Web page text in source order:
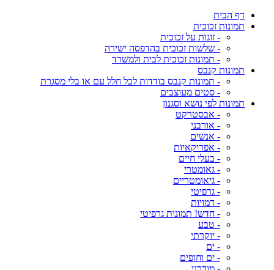
דף הבית
תמונות זכוכית
- זוגות על זכוכית
- שלשות זכוכית בהדפסה ישירה
- תמונות זכוכית לבית ולמשרד
תמונות קנבס
- תמונות קנבס בודדות לכל חלל עם או בלי מסגרת
- סטים מעוצבים
תמונות לפי נושא וסגנון
- אבסטרקט
- אורבני
- אנשים
- אפריקאיות
- בעלי חיים
- גאומטרי
- גיאומטריים
- גרפיטי
- דמויות
- חדש! תמונות גרפיטי
- טבע
- יוקרתי
- ים
- ים וחופים